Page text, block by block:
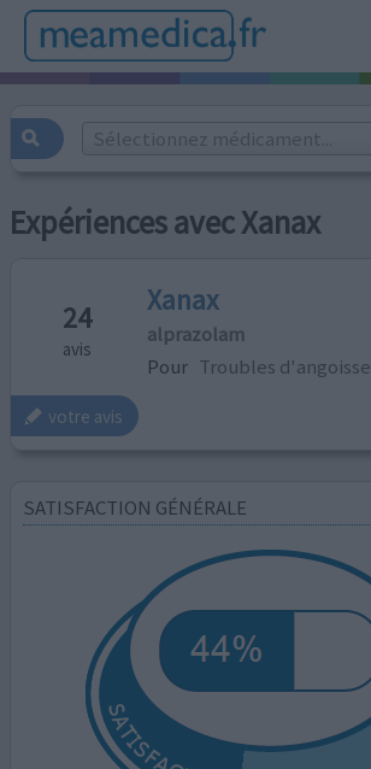
Sélectionnez médicament...
Expériences avec Xanax
24
avis
Xanax
alprazolam
Pour Troubles d'angoisse
votre avis
SATISFACTION GÉNÉRALE